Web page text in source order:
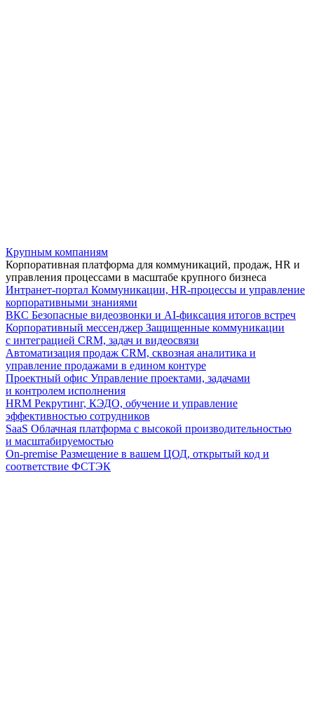
Крупным компаниям
Корпоративная платформа для коммуникаций, продаж, HR и
управления процессами в масштабе крупного бизнеса
Интранет-портал Коммуникации, HR-процессы и управление
корпоративными знаниями
ВКС Безопасные видеозвонки и AI-фиксация итогов встреч
Корпоративный мессенджер Защищенные коммуникации
с интеграцией CRM, задач и видеосвязи
Автоматизация продаж CRM, сквозная аналитика и
управление продажами в едином контуре
Проектный офис Управление проектами, задачами
и контролем исполнения
HRM Рекрутинг, КЭДО, обучение и управление
эффективностью сотрудников
SaaS Облачная платформа с высокой производительностью
и масштабируемостью
On-premise Размещение в вашем ЦОД, открытый код и
соответствие ФСТЭК